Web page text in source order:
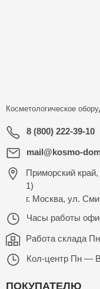
Косметологическое
8 (800) 222-39-10
mail@kosmo-
Приморский
1)
г. Москва, ул.
Часы работы
Работа склада
Кол-центр Пн —
ПОКУПАТЕЛЮ